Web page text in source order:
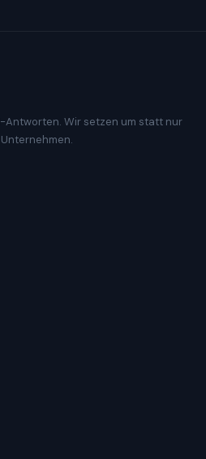
Antworten. Wir setzen um statt nur